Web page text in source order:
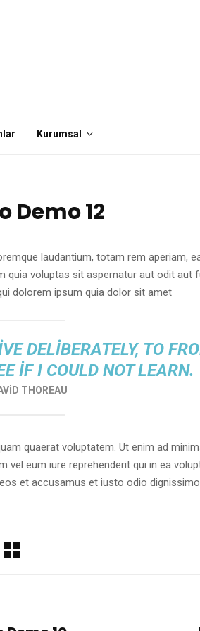
Kurumsal
Demo 12
laudantium, totam rem aperiam,
voluptas sit aspernatur aut odit aut
dolorem ipsum quia dolor sit amet
DELIBERATELY, TO
IF I COULD NOT LEARN.
THOREAU
quaerat voluptatem. Ut enim ad
eum iure reprehenderit qui in ea
et accusamus et iusto odio